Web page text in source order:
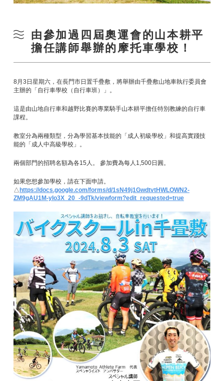
由參加過四屆奧運會的山本耕平
擔任講師舉辦的摩托車學校！
8月3日星期六，在長門市日置千疊敷，將舉辦由千疊敷山地車執行委員會
主辦的「自行車學校（自行車班）」。
這是由山地自行車和越野比賽的專業騎手山本耕平擔任特別教練的自行車
課程。
教室分為兩種類型，分為學習基本技能的「成人初級學校」和提高實踐技
能的「成人中高級學校」。
兩個部門的招聘名額為各15人。 參加費為每人1,500日圓。
如果您想參加學校，請在下面申請。
△ https://docs.google.com/forms/d/1sN49j1GwdtvtHWLOWN2-
ZM9gAU1M-yIo3X_20_-9dTk/viewform?edit_requested=true